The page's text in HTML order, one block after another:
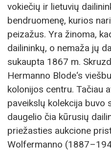
vokiečių ir lietuvių
bendruomenę, kurios
peizažus. Yra žinoma,
dailininkų, o nemaža jų
sukaupta 1867 m.
Hermanno Blode‘s
kolonijos centru. Tačiau
paveikslų kolekcija buvo
daugelio čia kūrusių
priežasties aukcione
Wolfermanno